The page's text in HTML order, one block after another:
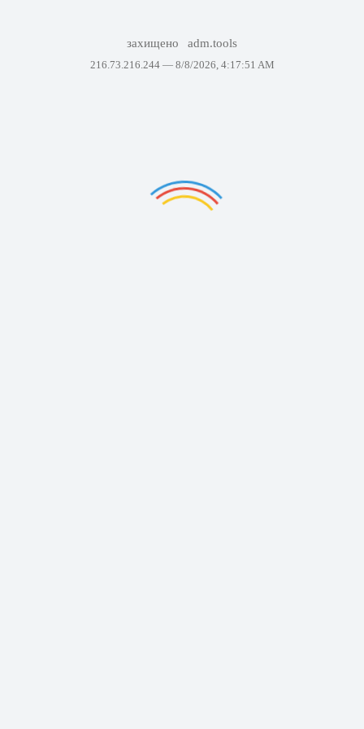
захищено adm.tools
216.73.216.244 — 8/8/2026, 4:17:51 AM